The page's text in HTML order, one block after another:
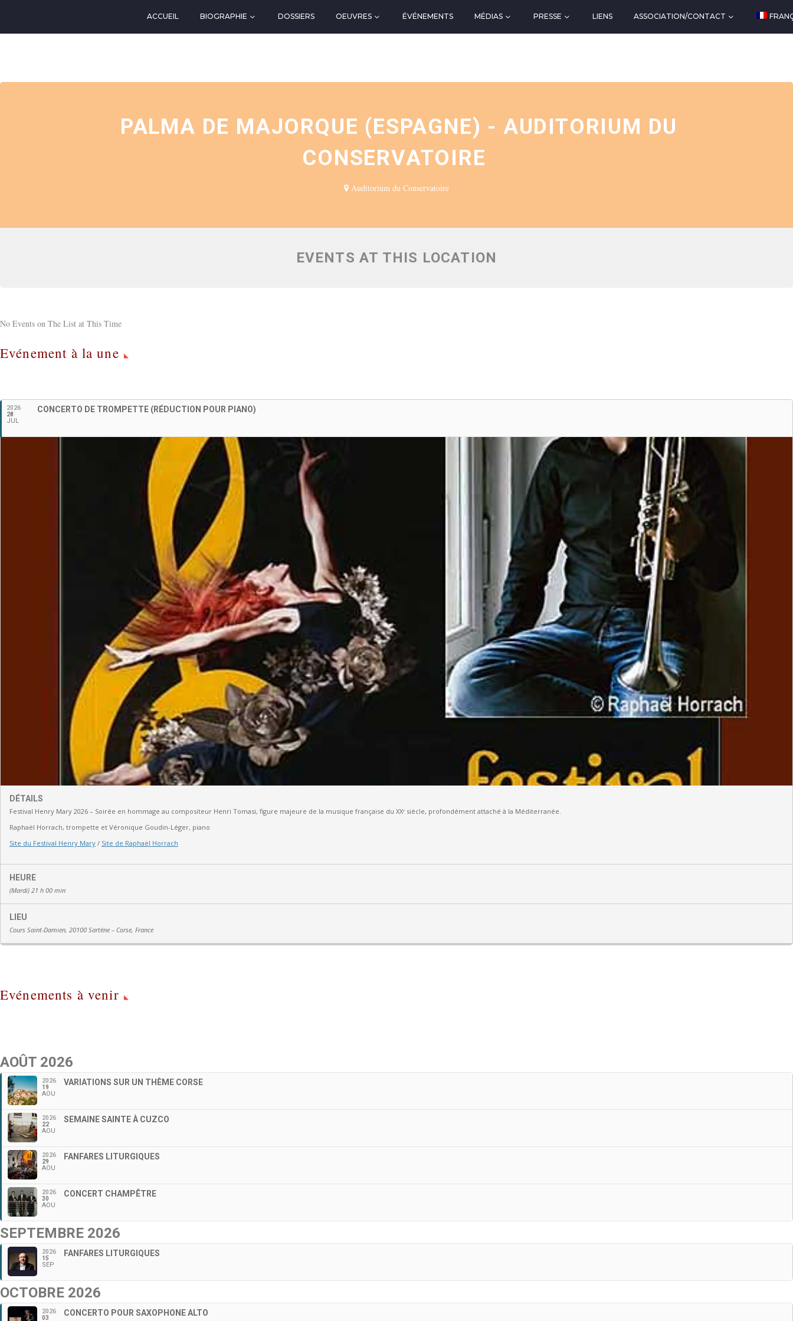
ACCUEIL BIOGRAPHIE DOSSIERS OEUVRES ÉVÉNEMENTS MÉDIAS PRESSE LIENS ASSOCIATION/CONTACT
PALMA DE MAJORQUE (ESPAGNE) - AUDITORIUM DU
CONSERVATOIRE
Auditorium du Conservatoire
EVENTS AT THIS LOCATION
No Events on The List at This Time
Evénement à la une
2026
28
JUL
CONCERTO DE TROMPETTE (RÉDUCTION POUR PIANO)
DÉTAILS
Festival Henry Mary 2026 – Soirée en hommage au compositeur Henri Tomasi, figure majeure de la musique française du XXᵉ siècle, profondément attaché à la Méditerranée.
Raphaël Horrach, trompette et Véronique Goudin-Léger, piano
Site du Festival Henry Mary / Site de Raphaël Horrach
HEURE
(Mardi) 21 h 00 min
LIEU
Cours Saint-Damien, 20100 Sartène – Corse, France
Evénements à venir
AOÛT 2026
2026
19
AOU
VARIATIONS SUR UN THÈME CORSE
2026
22
AOU
SEMAINE SAINTE À CUZCO
2026
29
AOU
FANFARES LITURGIQUES
2026
30
AOU
CONCERT CHAMPÊTRE
SEPTEMBRE 2026
2026
15
SEP
FANFARES LITURGIQUES
OCTOBRE 2026
2026
03
CONCERTO POUR SAXOPHONE ALTO